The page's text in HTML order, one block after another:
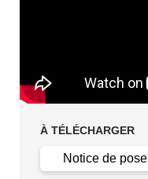
À TÉLÉCHARGER
Notice de pose